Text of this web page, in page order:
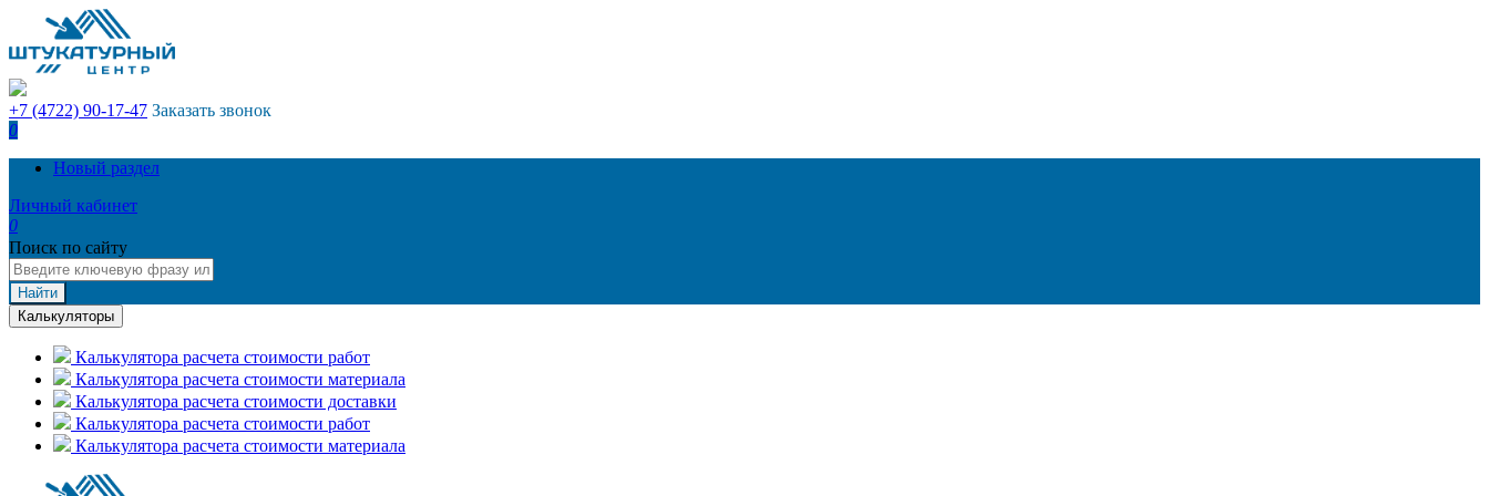
+7 (4722) 90-17-47 Заказать звонок
0
Новый раздел
Личный кабинет
0
Поиск по сайту
Найти
Калькуляторы
Калькулятора расчета стоимости работ
Калькулятора расчета стоимости материала
Калькулятора расчета стоимости доставки
Калькулятора расчета стоимости работ
Калькулятора расчета стоимости материала